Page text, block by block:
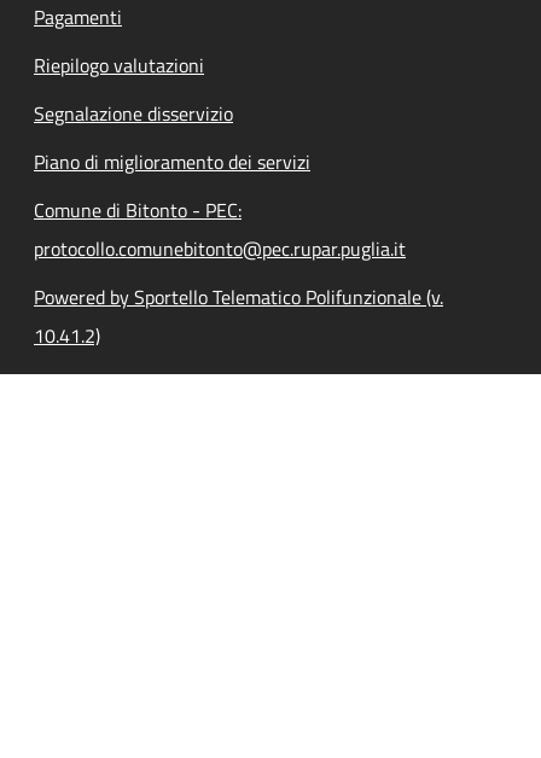
Pagamenti
Riepilogo valutazioni
Segnalazione disservizio
Piano di miglioramento dei servizi
Comune di Bitonto - PEC:
protocollo.comunebitonto@pec.rupar.puglia.it
Powered by Sportello Telematico Polifunzionale (v.
10.41.2)